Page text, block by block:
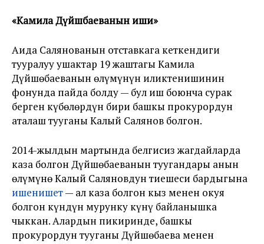
«Камила Дүйшөбаеванын иши»
Аида Салянованын отставкага кеткендиги
тууралуу ушактар 19 жаштагы Камила
Дүйшөбаеванын өлүмүнүн иликтенишинин
фонунда пайда болду — бул иш боюнча сурак
берген күбөлөрдүн бири башкы прокурордун
аталаш тууганы Калый Салянов болгон.
2014-жылдын мартында белгисиз жагдайларда
каза болгон Дүйшөбаеванын туугандары анын
өлүмүнө Калый Саляновдун тиешеси бардыгына
ишенишет— ал каза болгон кыз менен окуя
болгон күндүн мурунку күнү байланышка
чыккан. Алардын пикиринде, башкы
прокурордун тууганы Дүйшөбаева менен